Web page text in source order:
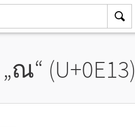
ณ“ (U+0E13)